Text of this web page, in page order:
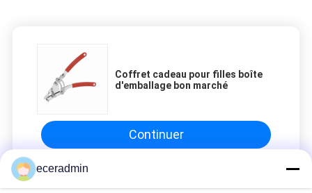
Coffret cadeau pour filles boîte
d'emballage bon marché
Continuer
eceradmin